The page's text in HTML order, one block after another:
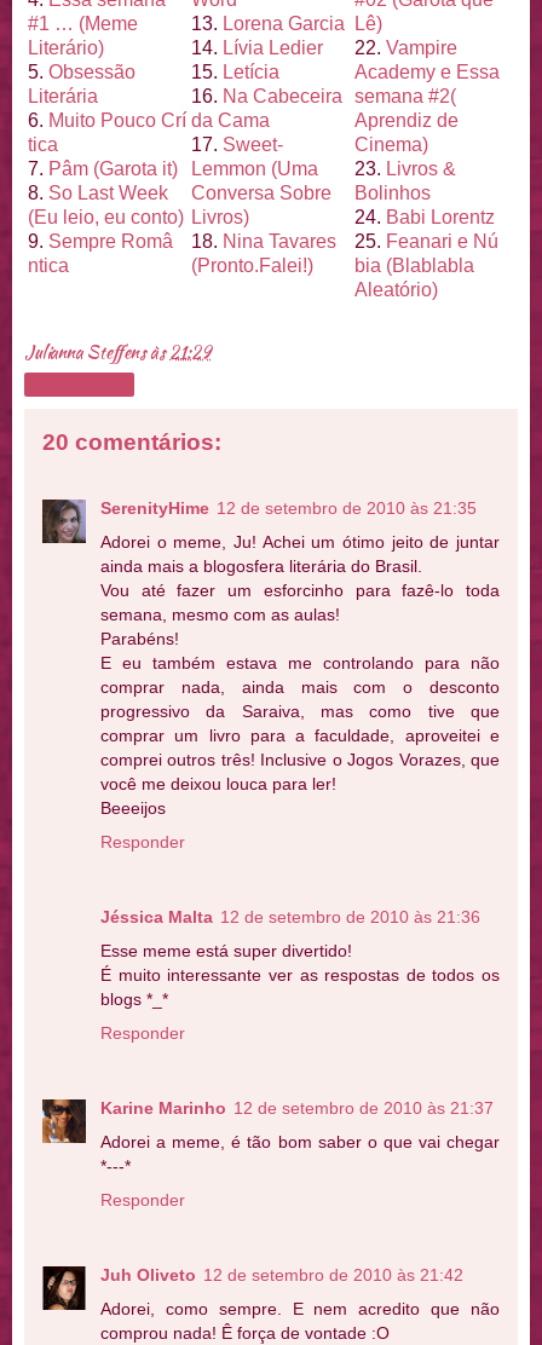
#1 … (Meme
Literário)
5. Obsessão
Literária
6. Muito Pouco Crí
tica
7. Pâm (Garota it)
8. So Last Week
(Eu leio, eu conto)
9. Sempre Româ
ntica
13. Lorena Garcia
14. Lívia Ledier
15. Letícia
16. Na Cabeceira
da Cama
17. Sweet-
Lemmon (Uma
Conversa Sobre
Livros)
18. Nina Tavares
(Pronto.Falei!)
Lê)
22. Vampire
Academy e Essa
semana #2(
Aprendiz de
Cinema)
23. Livros &
Bolinhos
24. Babi Lorentz
25. Feanari e Nú
bia (Blablabla
Aleatório)
Julianna Steffensàs21:29
20 comentários:
SerenityHime 12 de setembro de 2010 às 21:35
Adorei o meme, Ju! Achei um ótimo jeito de juntar
ainda mais a blogosfera literária do Brasil.
Vou até fazer um esforcinho para fazê-lo toda
semana, mesmo com as aulas!
Parabéns!
E eu também estava me controlando para não
comprar nada, ainda mais com o desconto
progressivo da Saraiva, mas como tive que
comprar um livro para a faculdade, aproveitei e
comprei outros três! Inclusive o Jogos Vorazes, que
você me deixou louca para ler!
Beeeijos
Responder
Jéssica Malta 12 de setembro de 2010 às 21:36
Esse meme está super divertido!
É muito interessante ver as respostas de todos os
blogs *_*
Responder
Karine Marinho 12 de setembro de 2010 às 21:37
Adorei a meme, é tão bom saber o que vai chegar
*---*
Responder
Juh Oliveto 12 de setembro de 2010 às 21:42
Adorei, como sempre. E nem acredito que não
comprou nada! Ê força de vontade :O